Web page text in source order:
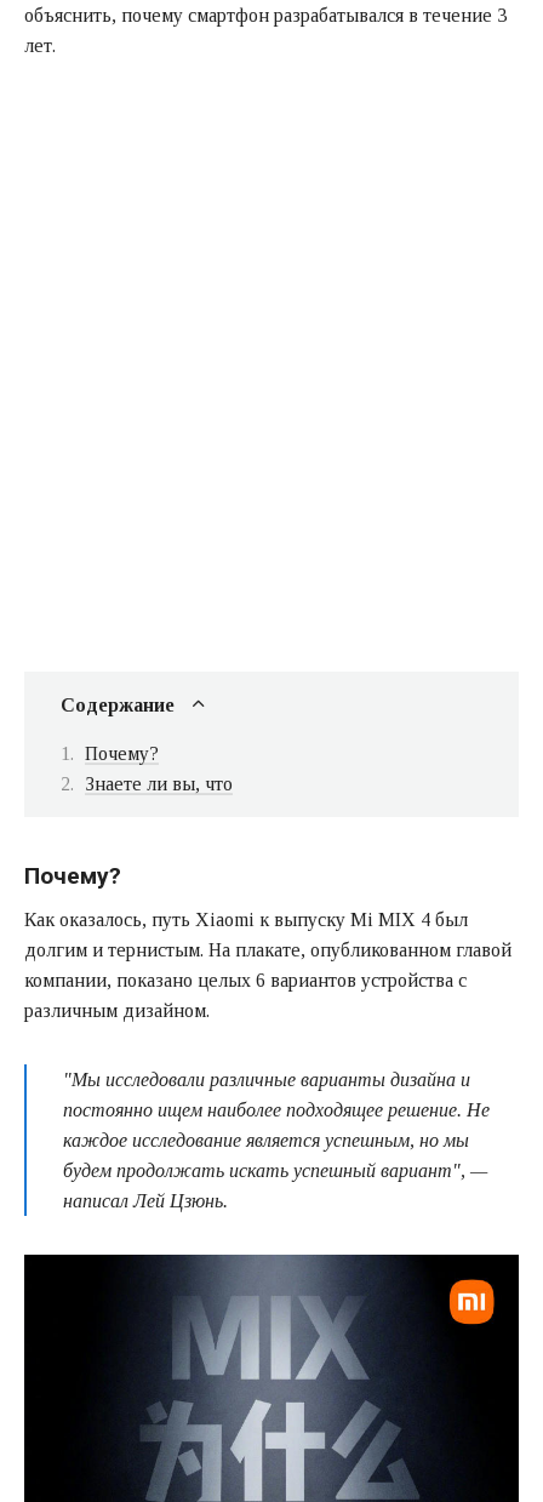
объяснить, почему смартфон разрабатывался в течение 3
лет.
Содержание
Почему?
Знаете ли вы, что
Почему?
Как оказалось, путь Xiaomi к выпуску Mi MIX 4 был
долгим и тернистым. На плакате, опубликованном главой
компании, показано целых 6 вариантов устройства с
различным дизайном.
"Мы исследовали различные варианты дизайна и
постоянно ищем наиболее подходящее решение. Не
каждое исследование является успешным, но мы
будем продолжать искать успешный вариант", —
написал Лей Цзюнь.